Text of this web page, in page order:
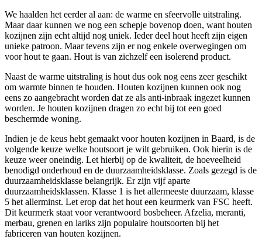
We haalden het eerder al aan: de warme en sfeervolle uitstraling.
Maar daar kunnen we nog een schepje bovenop doen, want houten
kozijnen zijn echt altijd nog uniek. Ieder deel hout heeft zijn eigen
unieke patroon. Maar tevens zijn er nog enkele overwegingen om
voor hout te gaan. Hout is van zichzelf een isolerend product.
Naast de warme uitstraling is hout dus ook nog eens zeer geschikt
om warmte binnen te houden. Houten kozijnen kunnen ook nog
eens zo aangebracht worden dat ze als anti-inbraak ingezet kunnen
worden. Je houten kozijnen dragen zo echt bij tot een goed
beschermde woning.
Indien je de keus hebt gemaakt voor houten kozijnen in Baard, is de
volgende keuze welke houtsoort je wilt gebruiken. Ook hierin is de
keuze weer oneindig. Let hierbij op de kwaliteit, de hoeveelheid
benodigd onderhoud en de duurzaamheidsklasse. Zoals gezegd is de
duurzaamheidsklasse belangrijk. Er zijn vijf aparte
duurzaamheidsklassen. Klasse 1 is het allermeeste duurzaam, klasse
5 het allerminst. Let erop dat het hout een keurmerk van FSC heeft.
Dit keurmerk staat voor verantwoord bosbeheer. Afzelia, meranti,
merbau, grenen en lariks zijn populaire houtsoorten bij het
fabriceren van houten kozijnen.